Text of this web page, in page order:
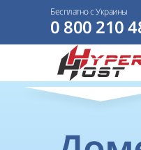
Бесплатно с Украины
0 800 210